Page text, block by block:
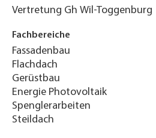
Vertretung Gh Wil-Toggenburg
Fachbereiche
Fassadenbau
Flachdach
Gerüstbau
Energie Photovoltaik
Spenglerarbeiten
Steildach